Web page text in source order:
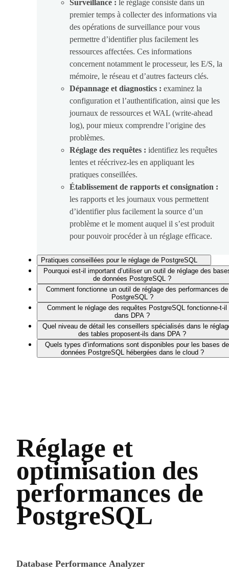
Surveillance : le réglage consiste dans un
premier temps à collecter des informations via
des opérations de surveillance pour vous
permettre d’identifier plus facilement les
ressources affectées. Ces informations
concernent notamment le processeur, les E/S, la
mémoire, le réseau et d’autres facteurs clés.
Dépannage et diagnostics : examinez la
configuration et l’authentification, ainsi que les
journaux de ressources et WAL (write-ahead
log), pour mieux comprendre l’origine des
problèmes.
Réglage des requêtes : identifiez les requêtes
lentes et réécrivez-les en appliquant les
pratiques conseillées.
Établissement de rapports et consignation :
les rapports et les journaux vous permettent
d’identifier plus facilement la source d’un
problème et le moment auquel il s’est produit
pour pouvoir procéder à un réglage efficace.
Pratiques conseillées pour le réglage de PostgreSQL
Pourquoi est-il important d’utiliser un outil de réglage des
de données PostgreSQL ?
Comment fonctionne un outil de réglage des performances de
PostgreSQL ?
Comment le réglage des requêtes PostgreSQL fonctionne-t-il
dans DPA ?
Quel niveau de détail les conseillers spécialisés dans le
des tables proposent-ils dans DPA ?
Quels types d’informations sont disponibles pour les bases de
données PostgreSQL hébergées dans le cloud ?
Réglage et
optimisation des
performances de
PostgreSQL
Database Performance Analyzer